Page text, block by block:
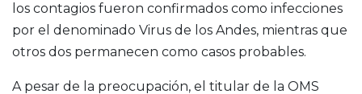
los contagios fueron confirmados como infecciones
por el denominado Virus de los Andes, mientras que
otros dos permanecen como casos probables.
A pesar de la preocupación, el titular de la OMS